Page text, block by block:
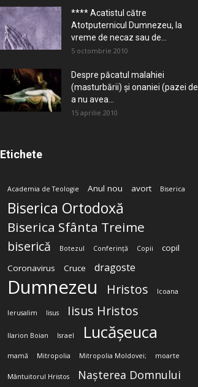
**** Acatistul către
Atotputernicul Dumnezeu, la
vreme de necaz sau de...
5 octombrie 2010
Despre păcatul malahiei
(masturbării) şi onaniei (pazei de
a nu avea...
15 aprilie 2010
Etichete
Academia de Teologie Anul nou avort Biserica
Biserica Ortodoxă
Biserica Sfânta Treime
biserică Botezul Conferință Copii
copil
Coronavirus
Cruce dragoste
Dumnezeu Hristos Icoana
Ierusalim Iisus Iisus Hristos
Ilarion Boian Israel Lucășeuca
mamă Mitropolia Mitropolia Moldovei; moarte
Mântuitorul Hristos Nașterea Domnului